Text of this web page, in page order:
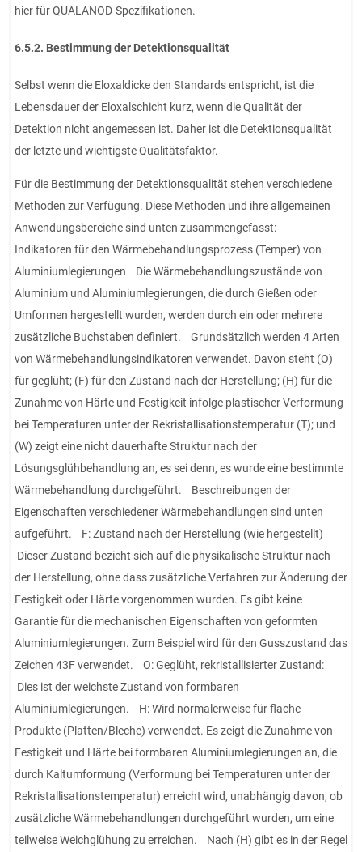
hier für QUALANOD-Spezifikationen.
6.5.2. Bestimmung der Detektionsqualität
Selbst wenn die Eloxaldicke den Standards entspricht, ist die
Lebensdauer der Eloxalschicht kurz, wenn die Qualität der
Detektion nicht angemessen ist. Daher ist die Detektionsqualität
der letzte und wichtigste Qualitätsfaktor.
Für die Bestimmung der Detektionsqualität stehen verschiedene
Methoden zur Verfügung. Diese Methoden und ihre allgemeinen
Anwendungsbereiche sind unten zusammengefasst:
Indikatoren für den Wärmebehandlungsprozess (Temper) von
Aluminiumlegierungen Die Wärmebehandlungszustände von
Aluminium und Aluminiumlegierungen, die durch Gießen oder
Umformen hergestellt wurden, werden durch ein oder mehrere
zusätzliche Buchstaben definiert. Grundsätzlich werden 4 Arten
von Wärmebehandlungsindikatoren verwendet. Davon steht (O)
für geglüht; (F) für den Zustand nach der Herstellung; (H) für die
Zunahme von Härte und Festigkeit infolge plastischer Verformung
bei Temperaturen unter der Rekristallisationstemperatur (T); und
(W) zeigt eine nicht dauerhafte Struktur nach der
Lösungsglühbehandlung an, es sei denn, es wurde eine bestimmte
Wärmebehandlung durchgeführt. Beschreibungen der
Eigenschaften verschiedener Wärmebehandlungen sind unten
aufgeführt. F: Zustand nach der Herstellung (wie hergestellt)
Dieser Zustand bezieht sich auf die physikalische Struktur nach
der Herstellung, ohne dass zusätzliche Verfahren zur Änderung der
Festigkeit oder Härte vorgenommen wurden. Es gibt keine
Garantie für die mechanischen Eigenschaften von geformten
Aluminiumlegierungen. Zum Beispiel wird für den Gusszustand das
Zeichen 43F verwendet. O: Geglüht, rekristallisierter Zustand:
Dies ist der weichste Zustand von formbaren
Aluminiumlegierungen. H: Wird normalerweise für flache
Produkte (Platten/Bleche) verwendet. Es zeigt die Zunahme von
Festigkeit und Härte bei formbaren Aluminiumlegierungen an, die
durch Kaltumformung (Verformung bei Temperaturen unter der
Rekristallisationstemperatur) erreicht wird, unabhängig davon, ob
zusätzliche Wärmebehandlungen durchgeführt wurden, um eine
teilweise Weichglühung zu erreichen. Nach (H) gibt es in der Regel